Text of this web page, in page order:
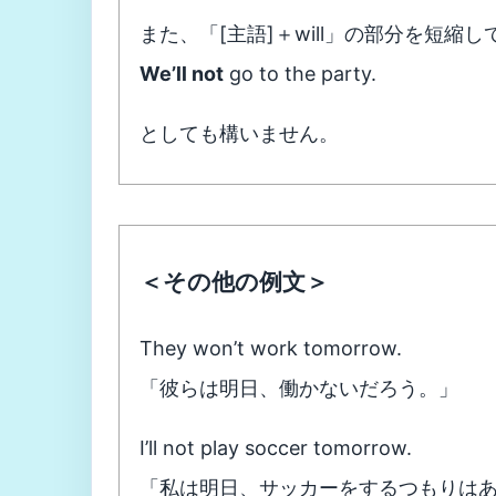
また、「[主語]＋will」の部分を短縮し
We’ll not go to the party.
としても構いません。
＜その他の例文＞
They won’t work tomorrow.
「彼らは明日、働かないだろう。」
I’ll not play soccer tomorrow.
「私は明日、サッカーをするつもりは